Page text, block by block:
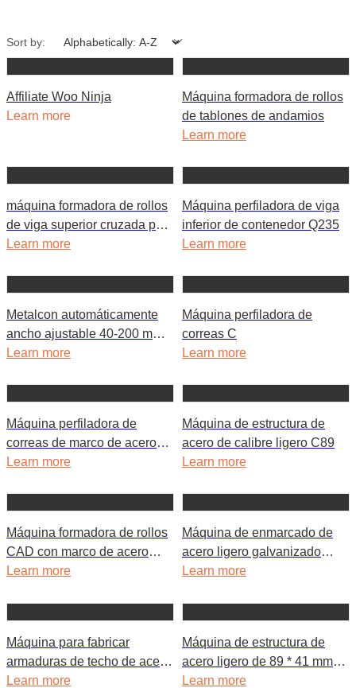
Sort by:
Affiliate Woo Ninja
Learn more
Máquina formadora de rollos
de tablones de andamios
Learn more
máquina formadora de rollos
de viga superior cruzada para
casa contenedor de 3 mm de
Learn more
Máquina perfiladora de viga
inferior de contenedor Q235
Learn more
Metalcon automáticamente
ancho ajustable 40-200 mm
Stud Track Drywall Roll
Learn more
Máquina perfiladora de
correas C
Learn more
Máquina perfiladora de
correas de marco de acero
intercambiable CZ
Learn more
Máquina de estructura de
acero de calibre ligero C89
Learn more
Máquina formadora de rollos
CAD con marco de acero
ligero C140
Learn more
Máquina de enmarcado de
acero ligero galvanizado
G550 con vértice
Learn more
Máquina para fabricar
armaduras de techo de acero
de calibre ligero
Learn more
Máquina de estructura de
acero ligero de 89 * 41 mm
para casa de campo
Learn more